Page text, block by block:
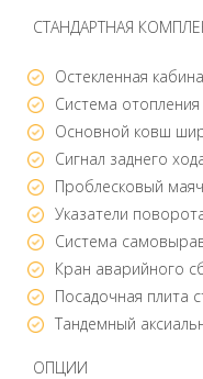
СТАНДАРТНАЯ
Остекленная
Система отопления
Основной ковш
Сигнал заднего
Проблесковый
Указатели
Система
Кран аварийного
Посадочная плита
Тандемный
ОПЦИИ